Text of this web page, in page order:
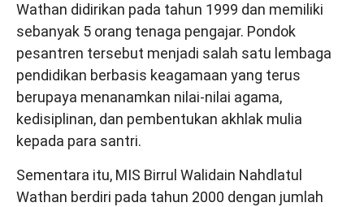
Wathan didirikan pada tahun 1999 dan memiliki
sebanyak 5 orang tenaga pengajar. Pondok
pesantren tersebut menjadi salah satu lembaga
pendidikan berbasis keagamaan yang terus
berupaya menanamkan nilai-nilai agama,
kedisiplinan, dan pembentukan akhlak mulia
kepada para santri.
Sementara itu, MIS Birrul Walidain Nahdlatul
Wathan berdiri pada tahun 2000 dengan jumlah